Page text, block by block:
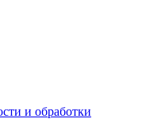
и обработки